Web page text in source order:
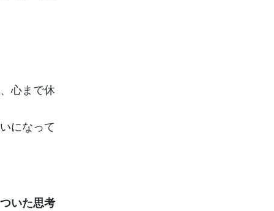
心まで休
になって
いた思考